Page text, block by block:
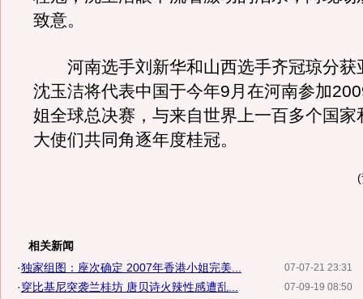
致意。
河南选手刘新华和山西选手齐冠琼分获
沈玉洁将代表中国于今年9月在河南参加
姐全球总决赛，与来自世界上一百多个国家
大使们共同角逐年度桂冠。
相关新闻
07-07-21 23:31
·独家组图：座次确定 2007年香港小姐完美...
07-09-19 08:50
·穿比基尼突袭兰桂坊 唐贝诗火辣性感遭乱...